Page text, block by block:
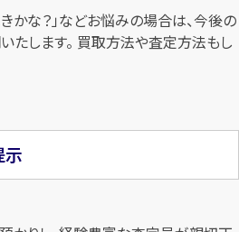
きかな？」などお悩みの場合は、今後の
たします。 買取方法や査定方法もし
示